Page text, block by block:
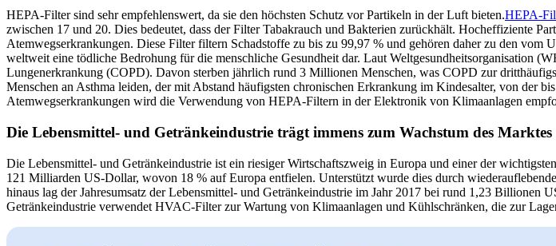
HEPA-Filter sind sehr empfehlenswert, da sie den höchsten Schutz vor Partikeln in der Luft bieten.HEPA-
zwischen 17 und 20. Dies bedeutet, dass der Filter Tabakrauch und Bakterien zurückhält. Hocheffiziente
Atemwegserkrankungen. Diese Filter filtern Schadstoffe zu bis zu 99,97 % und gehören daher zu den
weltweit eine tödliche Bedrohung für die menschliche Gesundheit dar. Laut Weltgesundheitsorganisation
Lungenerkrankung (COPD). Davon sterben jährlich rund 3 Millionen Menschen, was COPD zur
Menschen an Asthma leiden, der mit Abstand häufigsten chronischen Erkrankung im Kindesalter, von der
Atemwegserkrankungen wird die Verwendung von HEPA-Filtern in der Elektronik von Klimaanlagen
Die Lebensmittel- und Getränkeindustrie trägt immens zum Wachstum des
Die Lebensmittel- und Getränkeindustrie ist ein riesiger Wirtschaftszweig in Europa und einer der
121 Milliarden US-Dollar, wovon 18 % auf Europa entfielen. Unterstützt wurde dies durch
hinaus lag der Jahresumsatz der Lebensmittel- und Getränkeindustrie im Jahr 2017 bei rund 1,23
Getränkeindustrie verwendet HVAC-Filter zur Wartung von Klimaanlagen und Kühlschränken, die zur